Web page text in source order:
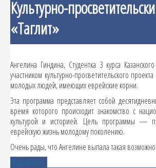
Культурно-
«Таглит»
Ангелина Гиндина, Студентка 3 курса
участником культурно-просветительского
молодых людей, имеющих еврейские корни.
Эта программа представляет собой
время которого происходит знакомство с
культурой и историей. Цель программы —
еврейскую жизнь молодому поколению.
Очень рады, что Ангелине выпала такая
Подробнее...